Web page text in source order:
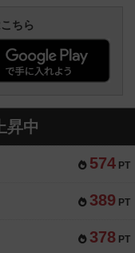
ちら
昇中
574 PT
389 PT
378 PT